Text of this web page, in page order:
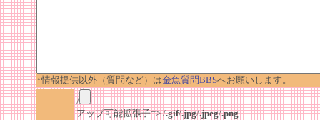
↑情報提供以外（質問など）は金魚質問BBSへお願いします。
/
アップ可能拡張子=> /.gif/.jpg/.jpeg/.png